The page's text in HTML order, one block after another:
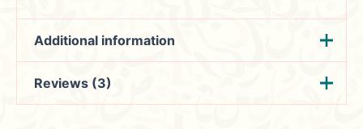
Additional information
Weight
Reviews (3)